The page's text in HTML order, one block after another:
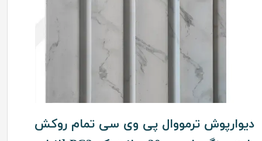
دیوارپوش ترمووال پی وی سی تمام روکش